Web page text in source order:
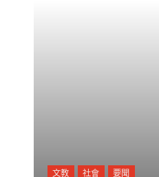
文教 社會 要聞